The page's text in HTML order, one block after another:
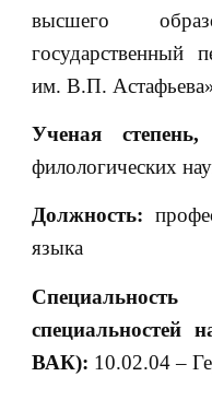
высшего
государственный
им. В.П.
Ученая
филологических
Должность:
языка
специальностей
ВАК): 10.02.04 –